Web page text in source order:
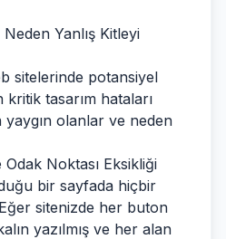
Yanlış Kitleyi
sitelerinde potansiyel
tasarım hataları
yaygın olanlar ve neden
Noktası Eksikliği
bir sayfada hiçbir
sitenizde her buton
yazılmış ve her alan